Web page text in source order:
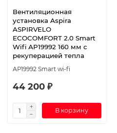
Вентиляционная
установка Aspira
ASPIRVELO
ECOCOMFORT 2.0 Smart
Wifi АР19992 160 мм с
рекуперацией тепла
АР19992 Smart wi-fi
44 200 ₽
В корзину